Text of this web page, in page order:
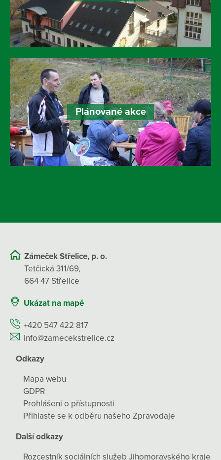
Plánované akce
Zámeček Střelice, p. o.
Tetčická 311/69,
664 47 Střelice
Ukázat na mapě
+420 547 422 817
info@zamecekstrelice.cz
Odkazy
Mapa webu
GDPR
Prohlášení o přístupnosti
Přihlaste se k odběru našeho Zpravodaje
Další odkazy
Rozcestník sociálních služeb Jihomoravského kraje